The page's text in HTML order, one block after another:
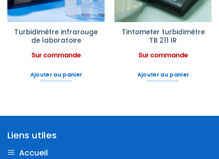
Turbidimètre infrarouge
de laboratoire
Sur commande
Ajouter au panier
Tintometer turbidimètre
TB 211 IR
Sur commande
Ajouter au panier
Liens utiles
Accueil